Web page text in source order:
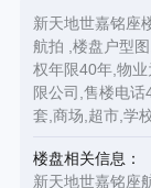
新天地世嘉铭座
航拍 ,楼盘户型
权年限40年,物
限公司,售楼电
套,商场,超市,学
楼盘相关信息：
新天地世嘉铭座